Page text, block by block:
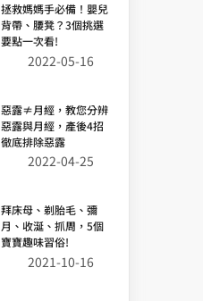
拯救媽媽手必備！嬰兒
背帶、腰凳？3個挑選
要點一次看!
2022-05-16
惡露≠月經，教您分辨
惡露與月經，產後4招
徹底排除惡露
2022-04-25
拜床母、剃胎毛、彌
月、收涎、抓周，5個
寶寶趣味習俗!
2021-10-16